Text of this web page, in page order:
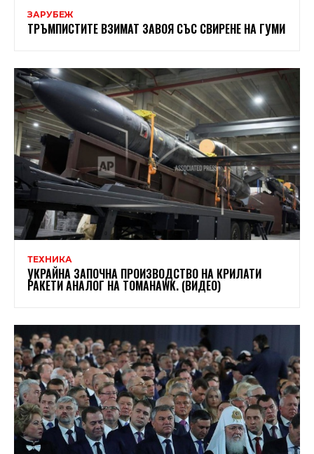
ЗАРУБЕЖ
ТРЪМПИСТИТЕ ВЗИМАТ ЗАВОЯ СЪС СВИРЕНЕ НА ГУМИ
ТЕХНИКА
УКРАЙНА ЗАПОЧНА ПРОИЗВОДСТВО НА КРИЛАТИ
РАКЕТИ АНАЛОГ НА TOMAHAWK. (ВИДЕО)